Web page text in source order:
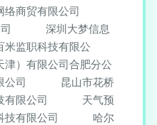
络商贸有限公司
深圳大梦信息
米监职科技有限公
津）有限公司合肥分公
公司
昆山市花桥
有限公司
天气预
技有限公司 哈尔